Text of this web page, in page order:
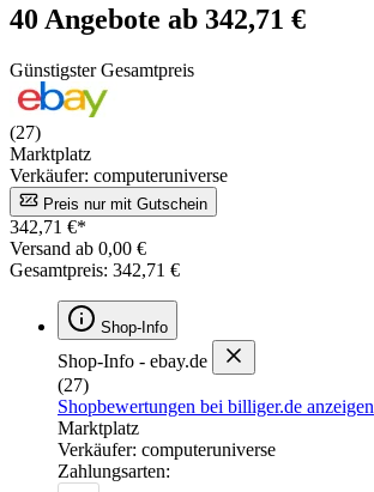
40 Angebote ab 342,71 €
Günstigster Gesamtpreis
(27)
Marktplatz
Verkäufer: computeruniverse
Preis nur mit Gutschein
342,71 €*
Versand ab 0,00 €
Gesamtpreis: 342,71 €
Shop-Info
Shop-Info - ebay.de
(27)
Shopbewertungen bei billiger.de anzeigen
Marktplatz
Verkäufer: computeruniverse
Zahlungsarten: